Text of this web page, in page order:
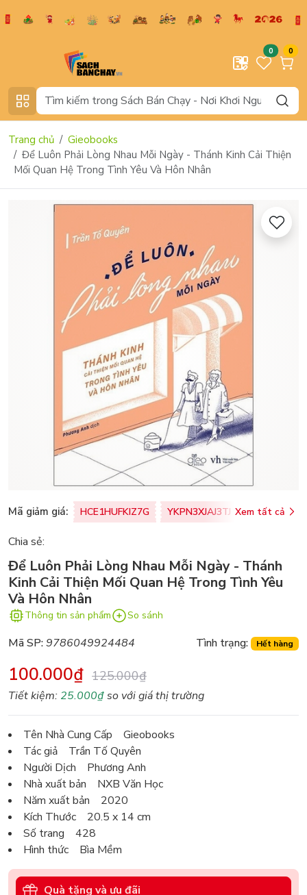
0 0
Trang chủ
Gieobooks
Để Luôn Phải Lòng Nhau Mỗi Ngày - Thánh Kinh Cải Thiện
Mối Quan Hệ Trong Tình Yêu Và Hôn Nhân
Mã giảm giá: HCE1HUFKIZ7G YKPN3XJAJ3TJ Xem tất cả
Chia sẻ:
Để Luôn Phải Lòng Nhau Mỗi Ngày - Thánh
Kinh Cải Thiện Mối Quan Hệ Trong Tình Yêu
Và Hôn Nhân
Thông tin sản phẩm So sánh
Mã SP:9786049924484 Tình trạng: Hết hàng
100.000₫ 125.000₫
Tiết kiệm: 25.000₫so với giá thị trường
Tên Nhà Cung Cấp Gieobooks
Tác giả Trần Tố Quyên
Người Dịch Phương Anh
Nhà xuất bản NXB Văn Học
Năm xuất bản 2020
Kích Thước 20.5 x 14 cm
Số trang 428
Hình thức Bìa Mềm
Quà tặng và ưu đãi